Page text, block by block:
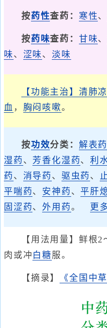
按药性查药： 寒性、
按药味查药： 甘味、
味、 涩味、 淡味
【功能主治】 清肺
血 ， 胸闷 咳嗽。
按功效分类： 解表药
湿药 、 芳香化湿药、利
药 、 消导药 、 驱虫药 、
平喘药、 安神药 、 平肝
固涩药、外用药。 更
【用法用量】鲜根
肉或冲 白糖服。
【摘录】 《全国中